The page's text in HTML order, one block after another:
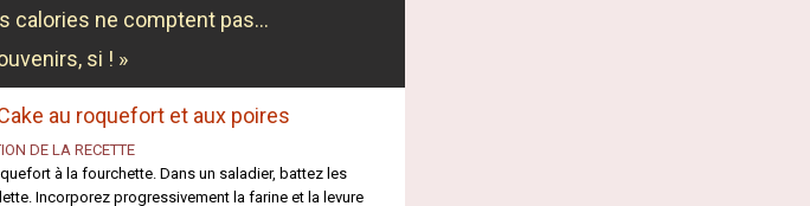
calories ne comptent pas…
si ! »
au roquefort et aux poires
DE LA RECETTE
à la fourchette. Dans un saladier, battez les
Incorporez progressivement la farine et la levure